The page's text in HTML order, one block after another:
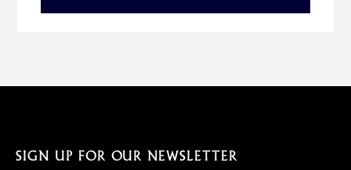
SIGN UP FOR OUR NEWSLETTER